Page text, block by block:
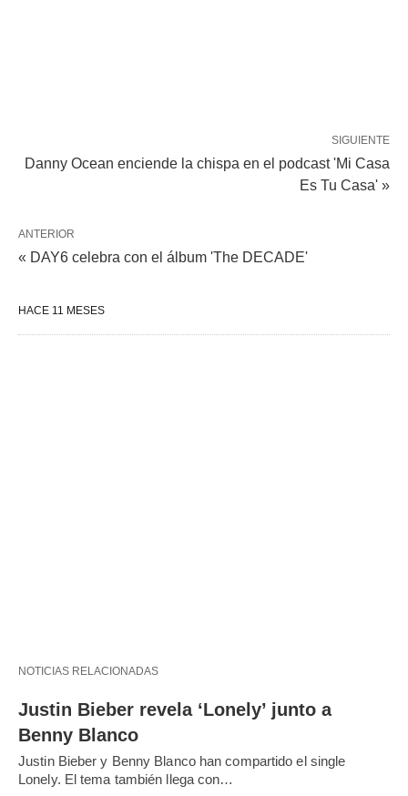
SIGUIENTE
Danny Ocean enciende la chispa en el podcast 'Mi Casa
Es Tu Casa' »
ANTERIOR
« DAY6 celebra con el álbum 'The DECADE'
HACE 11 MESES
NOTICIAS RELACIONADAS
Justin Bieber revela ‘Lonely’ junto a
Benny Blanco
Justin Bieber y Benny Blanco han compartido el single
Lonely. El tema también llega con…